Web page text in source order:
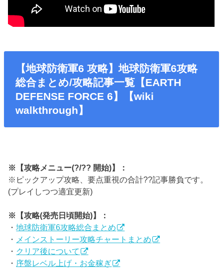
【地球防衛軍6 攻略】地球防衛軍6攻略
総合まとめ/攻略記事一覧【EARTH
DEFENSE FORCE 6】【wiki
walkthrough】
※【攻略メニュー(?/?? 開始)】：
※ピックアップ攻略、要点重視の合計??記事勝負です。
(プレイしつつ適宜更新)
※【攻略(発売日頃開始)】：
・地球防衛軍6攻略総合まとめ
・ メインストーリー攻略チャートまとめ
・ クリア後について
・ 序盤レベル上げ・お金稼ぎ